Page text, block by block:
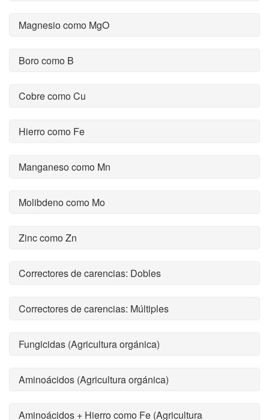
Magnesio como MgO
Boro como B
Cobre como Cu
Hierro como Fe
Manganeso como Mn
Molibdeno como Mo
Zinc como Zn
Correctores de carencias: Dobles
Correctores de carencias: Múltiples
Fungicidas (Agricultura orgánica)
Aminoácidos (Agricultura orgánica)
Aminoácidos + Hierro como Fe (Agricultura